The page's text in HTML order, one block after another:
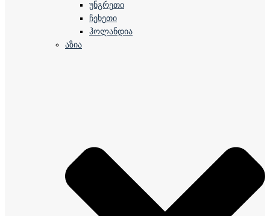
უნგრეთი
ჩეხეთი
ჰოლანდია
აზია